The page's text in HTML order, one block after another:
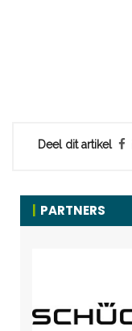
Deel dit artikel
PARTNERS